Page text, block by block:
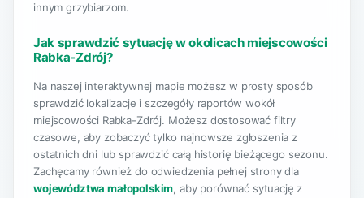
innym grzybiarzom.
Jak sprawdzić sytuację w okolicach miejscowości
Rabka-Zdrój?
Na naszej interaktywnej mapie możesz w prosty sposób
sprawdzić lokalizacje i szczegóły raportów wokół
miejscowości Rabka-Zdrój. Możesz dostosować filtry
czasowe, aby zobaczyć tylko najnowsze zgłoszenia z
ostatnich dni lub sprawdzić całą historię bieżącego sezonu.
Zachęcamy również do odwiedzenia pełnej strony dla
województwa małopolskim, aby porównać sytuację z